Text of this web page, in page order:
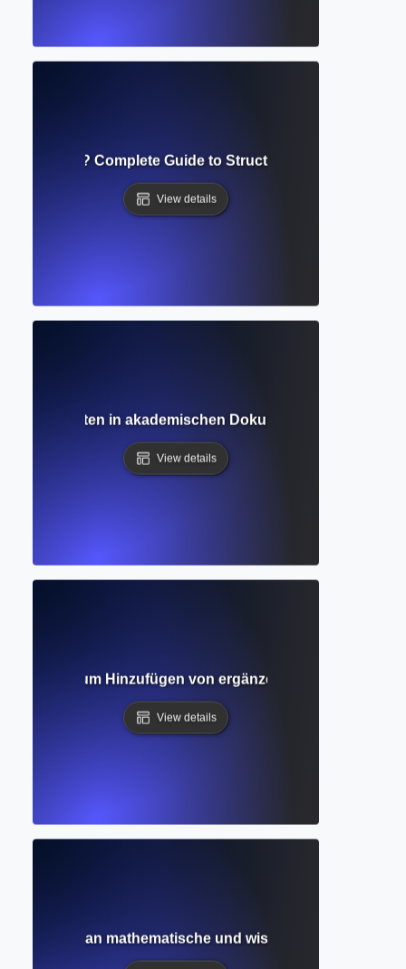
Contents? Complete Guide to Structuring Academic
View details
man Daten in akademischen Dokumenten organisiert
View details
zum Hinzufügen von ergänzenden Materialien
View details
Wie man mathematische und wissenschaftliche